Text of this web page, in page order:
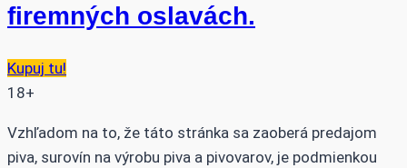
firemných oslavách.
Kupuj tu!
18+
Vzhľadom na to, že táto stránka sa zaoberá predajom
piva, surovín na výrobu piva a pivovarov, je podmienkou